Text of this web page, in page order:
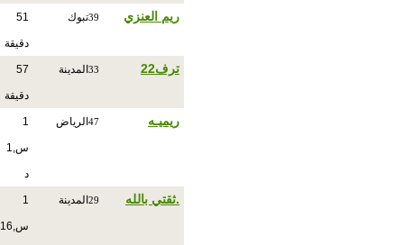
ريم العنزي 39تبوك 51
دقيقة
ترف22 33 المدينة 57
دقيقة
ريميـه 47 الرياض 1
س,1
د
.ثقتي بالله 29 المدينة 1
س,16